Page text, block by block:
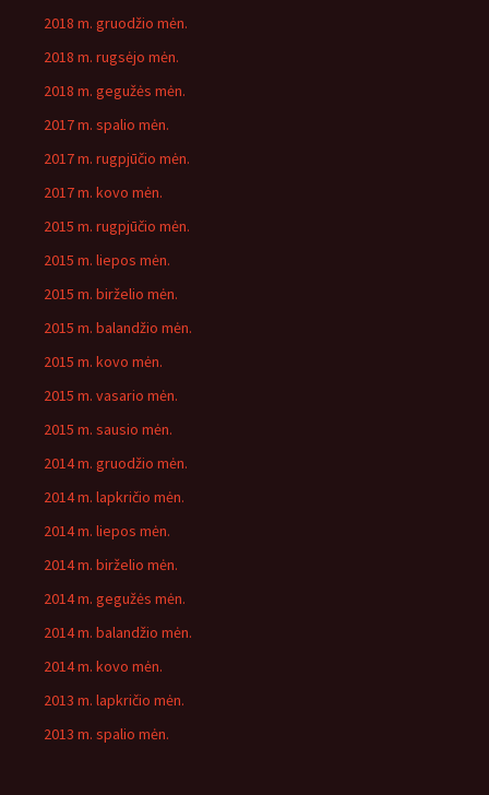
2018 m. gruodžio mėn.
2018 m. rugsėjo mėn.
2018 m. gegužės mėn.
2017 m. spalio mėn.
2017 m. rugpjūčio mėn.
2017 m. kovo mėn.
2015 m. rugpjūčio mėn.
2015 m. liepos mėn.
2015 m. birželio mėn.
2015 m. balandžio mėn.
2015 m. kovo mėn.
2015 m. vasario mėn.
2015 m. sausio mėn.
2014 m. gruodžio mėn.
2014 m. lapkričio mėn.
2014 m. liepos mėn.
2014 m. birželio mėn.
2014 m. gegužės mėn.
2014 m. balandžio mėn.
2014 m. kovo mėn.
2013 m. lapkričio mėn.
2013 m. spalio mėn.